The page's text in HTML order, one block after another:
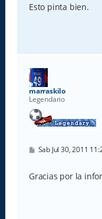
Esto pinta bien.
marraskilo
Legendario
M
s
a
Sab Jul 30, 2011
Gracias por la